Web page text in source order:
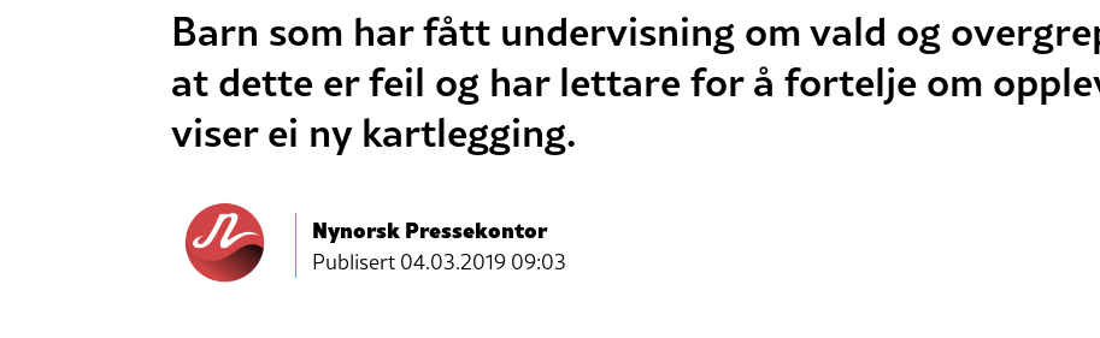
Barn som har fått undervisning om vald og
at dette er feil og har lettare for å fortelje om
viser ei ny kartlegging.
Nynorsk Pressekontor
Publisert 04.03.2019 09:03